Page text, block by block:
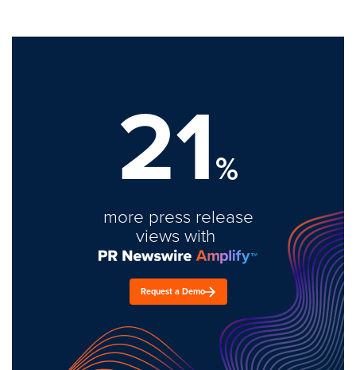
21%
more press release
views with
Request a Demo